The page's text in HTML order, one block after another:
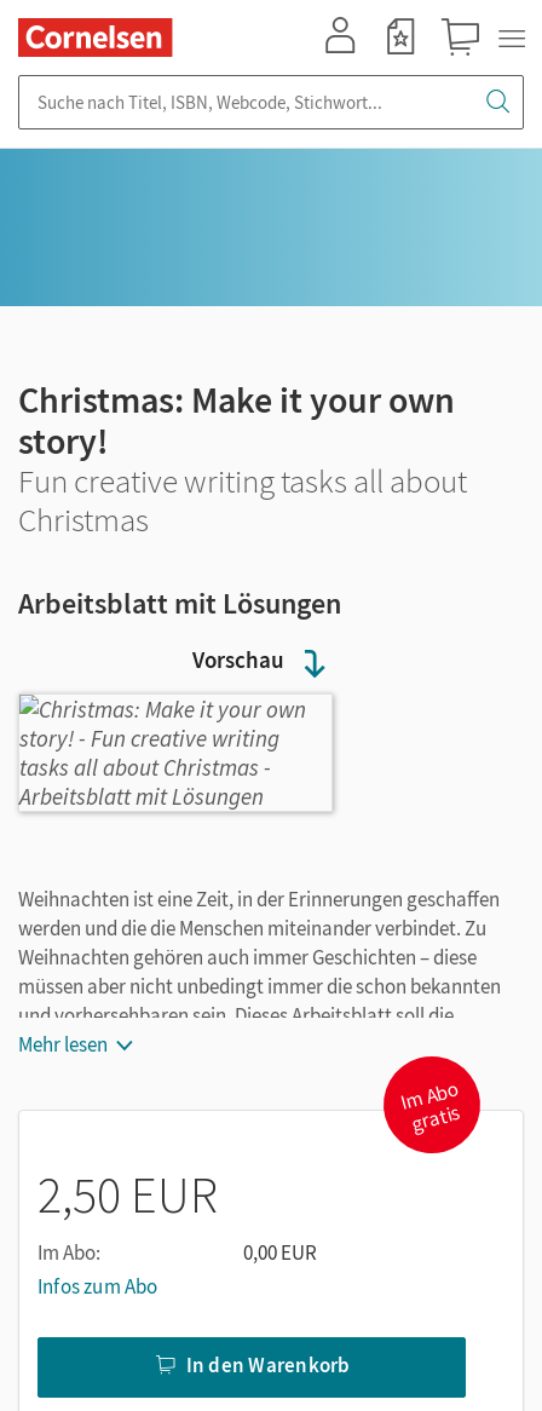
Vorschau
Christmas: Make it your own
story!
Fun creative writing tasks all about
Christmas
Arbeitsblatt mit Lösungen
Weihnachten ist eine Zeit, in der Erinnerungen geschaffen
werden und die die Menschen miteinander verbindet. Zu
Weihnachten gehören auch immer Geschichten – diese
müssen aber nicht unbedingt immer die schon bekannten
und vorhersehbaren sein. Dieses Arbeitsblatt soll die
Vorfreude auf Weihnachten zelebrieren und die Kreativität
anregen. Die Schülerinnen und Schüler sollen sich
spielerisch und kreativ mit dem Thema Weihnachten
auseinandersetzen und Lust aufs Schreiben bekommen.
Mehr lesen
I
m
A
b
o
gr
atis
2,50 EUR
Im Abo:
0,00 EUR
Infos zum Abo
In den Warenkorb